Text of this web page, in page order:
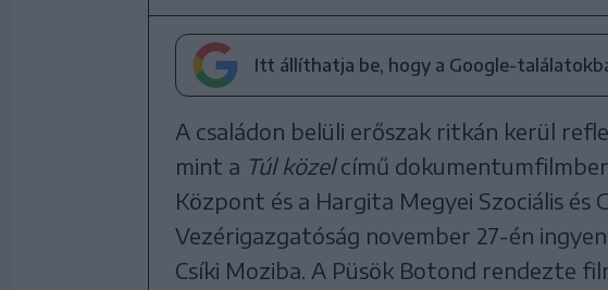
Itt állíthatja be, hogy a Google-
A családon belüli erőszak ritkán kerül
mint a Túl közelcímű
Központ és a Hargita Megyei Szociális és
Vezérigazgatóság november 27-én
Csíki Moziba. A Püsök Botond rendezte